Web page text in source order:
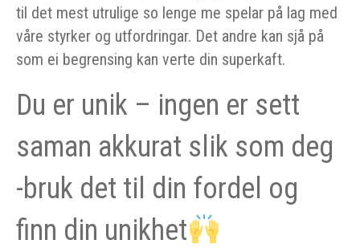
til det mest utrulige so lenge me spelar på lag med
våre styrker og utfordringar. Det andre kan sjå på
som ei begrensing kan verte din superkaft.
Du er unik – ingen er sett
saman akkurat slik som deg
-bruk det til din fordel og
finn din unikhet